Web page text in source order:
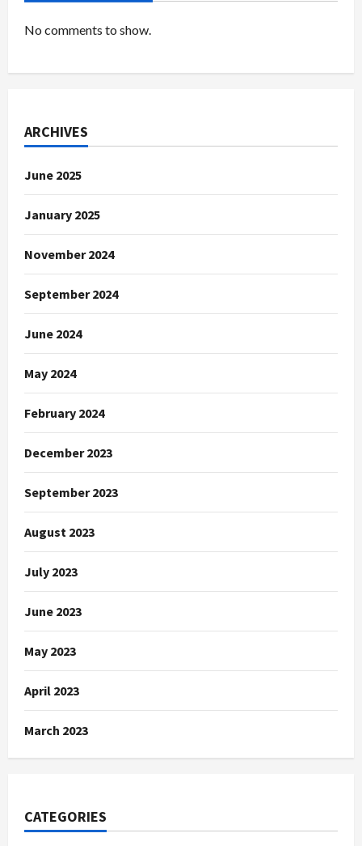
No comments to show.
ARCHIVES
June 2025
January 2025
November 2024
September 2024
June 2024
May 2024
February 2024
December 2023
September 2023
August 2023
July 2023
June 2023
May 2023
April 2023
March 2023
CATEGORIES